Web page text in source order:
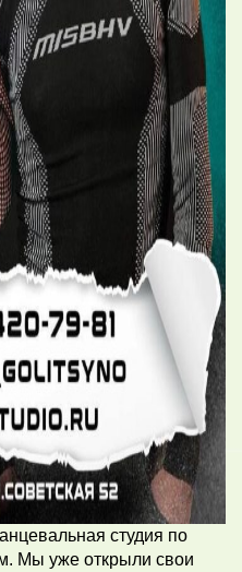
студия по
Мы уже открыли свои